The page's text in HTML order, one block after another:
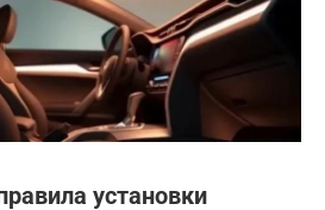
установки